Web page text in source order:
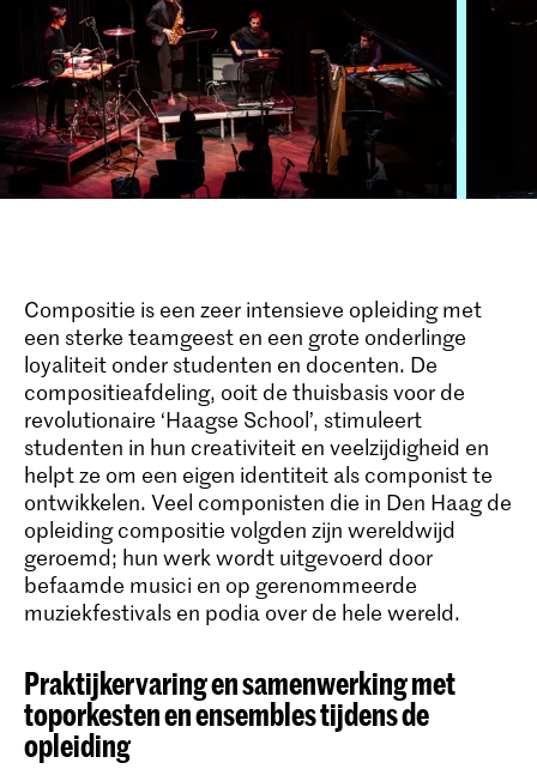
Compositie is een zeer intensieve opleiding met
een sterke teamgeest en een grote onderlinge
loyaliteit onder studenten en docenten. De
compositieafdeling, ooit de thuisbasis voor de
revolutionaire ‘Haagse School’, stimuleert
studenten in hun creativiteit en veelzijdigheid en
helpt ze om een eigen identiteit als componist te
ontwikkelen. Veel componisten die in Den Haag de
opleiding compositie volgden zijn wereldwijd
geroemd; hun werk wordt uitgevoerd door
befaamde musici en op gerenommeerde
muziekfestivals en podia over de hele wereld.
Praktijkervaring en samenwerking met
toporkesten en ensembles tijdens de
opleiding